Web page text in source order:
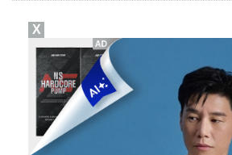
[ST포토] 리센느 메이, '안녕~'
[ST포토] 제나, '경주공주'
X